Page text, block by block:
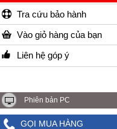
Tra cứu bảo hành
Vào giỏ hàng của bạn
Liên hệ góp ý
Phiên bản PC
GỌI MUA HÀNG